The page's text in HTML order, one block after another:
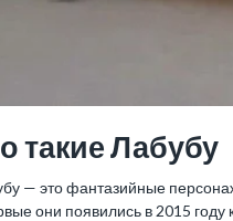
такие Лабубу
— это фантазийные
они появились в 2015